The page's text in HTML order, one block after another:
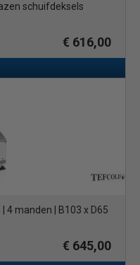
schuifdeksels
€ 616,00
4 manden | B103 x D65
€ 645,00